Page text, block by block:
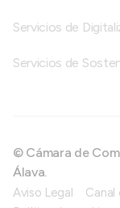
Servicios de
Servicios de
© Cámara de
Álava.
Aviso Legal Canal